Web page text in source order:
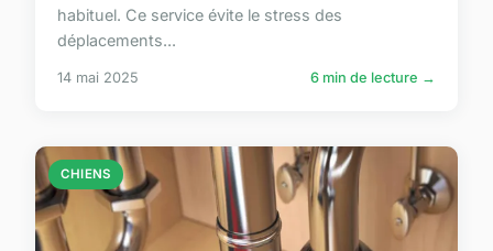
habituel. Ce service évite le stress des
déplacements...
14 mai 2025 6 min de lecture →
CHIENS